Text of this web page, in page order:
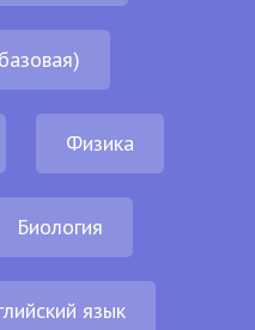
Физика
Биология
язык